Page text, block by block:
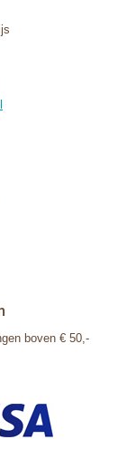
boven € 50,-